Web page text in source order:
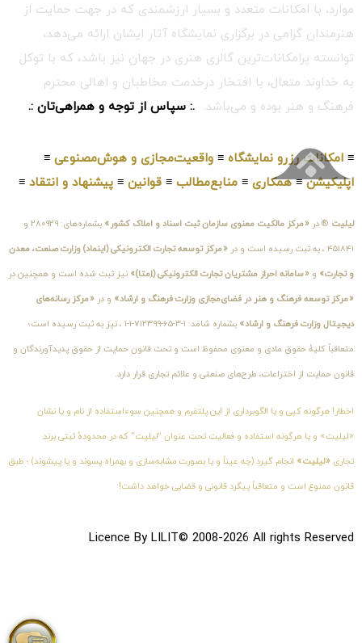
موارد، با امکانات متعدد و بسیار ارزشمندی که در جهت حمایت از
هنرمندان گرامی در برگزاری نمایشگاه آثار ایشان ارائه می‌دهد،
توانسته پرامکانات‌ترین گالری هنری در جهان نیز باشد، که با توکل
به خداوند متعال، با افتخار درخدمت مخاطبان و اهالی محترم
فرهنگ و هنر بوده و می‌باشد. .: سپاس از توجه و همراهی‌تان :.
≡ امکانات رزرو نمایشگاه ≡ واقعیت‌مجازی و هوش‌مصنوعی ≡
اپلیکیشن≡همکاری ≡ منابع‌مطالب ≡ قوانین ≡ پیشنهاد و انتقاد ≡
لیلیت ® در «مرکز مالکیت معنوی سازمان ثبت اسناد و املاک کشور» بشماره‌های: ۲۸۰۹۲۹ و
۴۵۱۸۴۱ ، به ثبت رسیده است و در «مرکز توسعه تجارت الکترونیکی (اینماد) وزارت صنعت، معدن
و تجارت» و «سامانه احراز مشتریان تجارت الکترونیکی (اِمتا)» نیز ثبت شده است و همچنین در
«مرکز توسعه فرهنگ و هنر در فضای‌مجازی وزارت فرهنگ و ارشاد» و در «مرکز رسانه‌های
دیجیتال وزارت فرهنگ و ارشاد» بشماره شامَد: ۱-۳-۶۵-۷۱۲۳۹۹-۱-۱ ، نیز به ثبت رسیده است؛
متعاقباً کلیهٔ حقوق مادی و معنوی محفوظ است و تحت قانون حمایت از حقوق پدیدآورندگان و
قانون حمایت از اختراعات، طرح‌های صنعتی و علائم تجاری قرار دارد.
اخطار! هرگونه کپی و یا الگوبرداری از این پلتفرم و همچنین سوءاستفاده از نام و یا نشان
«لیلیت» و یا هرگونه استفاده و فعالیت تحت عنوان “لیلیت” که در محدودهٔ ثبتی برند
تجاری «لیلیت» انجام گیرد (چه عیناً و یا بصورت مشابه‌سازی و بهمراه پسوند و یا پیشوند) ؛ طبق
قانون ممنوع است و متعاقباً پیگرد قانونی و قضایی خواهد داشت!
Licence By LILIT© 2008-2026 All rights Reserved